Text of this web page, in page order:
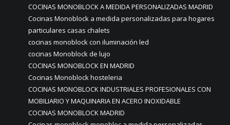
COCINAS MONOBLOCK A MEDIDA PERSONALIZADAS MADRID
Cocinas Monoblock a medida personalizadas para hogares
particulares casas chalets
cocinas monoblock con iluminación led
cocinas Monoblock de lujo
COCINAS MONOBLOCK EN MADRID
Cocinas Monoblock hosteleria
COCINAS MONOBLOCK INDUSTRIALES PROFESIONALES CON
MOBILIARIO Y MAQUINARIA EN ACERO INOXIDABLE
COCINAS MONOBLOCK MADRID